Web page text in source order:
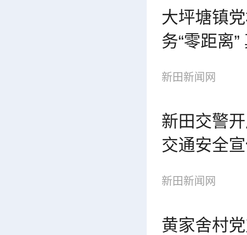
大坪塘镇
务“零距离”
新田新闻网
新田交警
交通安全
新田新闻网
黄家舍村